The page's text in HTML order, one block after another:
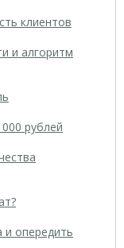
клиентов
и алгоритм
рублей
и опередить